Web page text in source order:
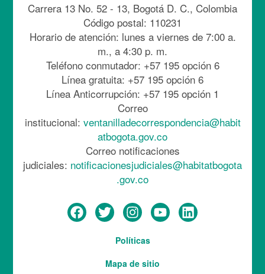
Carrera 13 No. 52 - 13, Bogotá D. C., Colombia
Código postal: 110231
Horario de atención: lunes a viernes de 7:00 a.
m., a 4:30 p. m.
Teléfono conmutador: +57 195 opción 6
Línea gratuita: +57 195 opción 6
Línea Anticorrupción: +57 195 opción 1
Correo
institucional: ventanilladecorrespondencia@habit
atbogota.gov.co
Correo notificaciones
judiciales: notificacionesjudiciales@habitatbogota
.gov.co
Políticas
Mapa de sitio